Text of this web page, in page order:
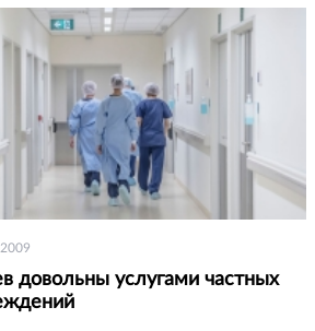
2009
довольны услугами частных